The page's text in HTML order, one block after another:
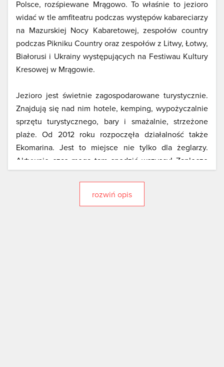
Polsce, rozśpiewane Mrągowo. To właśnie to jezioro
widać w tle amfiteatru podczas występów kabareciarzy
na Mazurskiej Nocy Kabaretowej, zespołów country
podczas Pikniku Country oraz zespołów z Litwy, Łotwy,
Białorusi i Ukrainy występujących na Festiwau Kultury
Kresowej w Mrągowie.
Jezioro jest świetnie zagospodarowane turystycznie.
Znajdują się nad nim hotele, kemping, wypożyczalnie
sprzętu turystycznego, bary i smażalnie, strzeżone
plaże. Od 2012 roku rozpoczęła działalność także
Ekomarina. Jest to miejsce nie tylko dla żeglarzy.
Aktywnie czas mogą tam spędzić wszyscy! Zaplecze
Ekomariny to: boiska do koszykówki, siatkówki, stoły
utrudnieniami oraz pomostami, skałki wspinaczkowe,
rozwiń opis